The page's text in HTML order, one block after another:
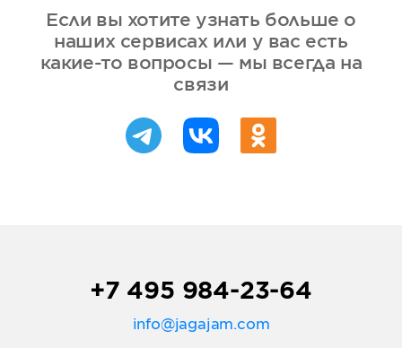
Если вы хотите узнать больше о
наших сервисах или у вас есть
какие-то вопросы — мы всегда на
связи
+7 495 984-23-64
info@jagajam.com